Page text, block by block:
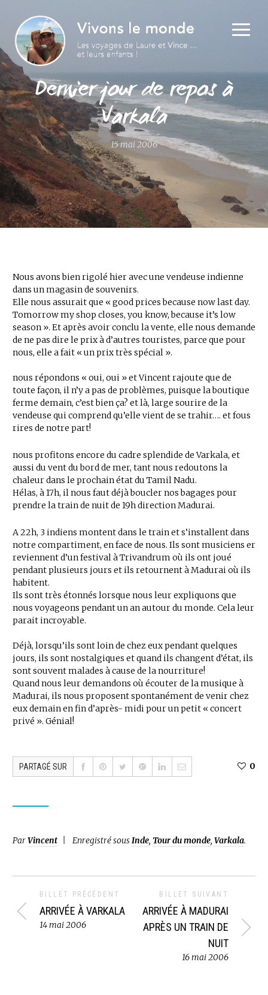
Dernier jour de repos à
Varkala
15 mai 2006
Nous avons bien rigolé hier avec une vendeuse indienne
dans un magasin de souvenirs.
Elle nous assurait que « good prices because now last day.
Tomorrow my shop closes, you know, because it’s low
season ». Et après avoir conclu la vente, elle nous demande
de ne pas dire le prix à d’autres touristes, parce que pour
nous, elle a fait « un prix très spécial ».
nous répondons « oui, oui » et Vincent rajoute que de
toute façon, il n’y a pas de problèmes, puisque la boutique
ferme demain, c’est bien ça? et là, large sourire de la
vendeuse qui comprend qu’elle vient de se trahir…. et fous
rires de notre part!
nous profitons encore du cadre splendide de Varkala, et
aussi du vent du bord de mer, tant nous redoutons la
chaleur dans le prochain état du Tamil Nadu.
Hélas, à 17h, il nous faut déjà boucler nos bagages pour
prendre la train de nuit de 19h direction Madurai.
A 22h, 3 indiens montent dans le train et s’installent dans
notre compartiment, en face de nous. Ils sont musiciens er
reviennent d’un festival à Trivandrum où ils ont joué
pendant plusieurs jours et ils retournent à Madurai où ils
habitent.
Ils sont très étonnés lorsque nous leur expliquons que
nous voyageons pendant un an autour du monde. Cela leur
parait incroyable.
Déjà, lorsqu’ils sont loin de chez eux pendant quelques
jours, ils sont nostalgiques et quand ils changent d’état, ils
sont souvent malades à cause de la nourriture!
Quand nous leur demandons où écouter de la musique à
Madurai, ils nous proposent spontanément de venir chez
eux demain en fin d’après- midi pour un petit « concert
privé ». Génial!
PARTAGÉ SUR 0
ParVincent Enregistré sousInde, Tour du monde, Varkala.
BILLET PRÉCÉDENT
ARRIVÉE À VARKALA
14 mai 2006
BILLET SUIVANT
ARRIVÉE À MADURAI
APRÈS UN TRAIN DE
NUIT
16 mai 2006